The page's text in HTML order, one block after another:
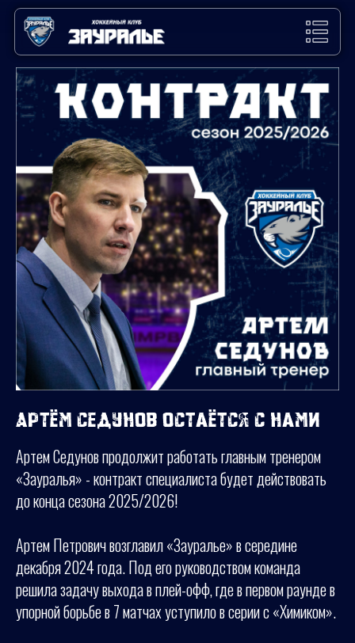
Артём Седунов остаётся с нами
Артем Седунов продолжит работать главным тренером
«Зауралья» - контракт специалиста будет действовать
до конца сезона 2025/2026!
Артем Петрович возглавил «Зауралье» в середине
декабря 2024 года. Под его руководством команда
решила задачу выхода в плей-офф, где в первом раунде в
упорной борьбе в 7 матчах уступило в серии с «Химиком».